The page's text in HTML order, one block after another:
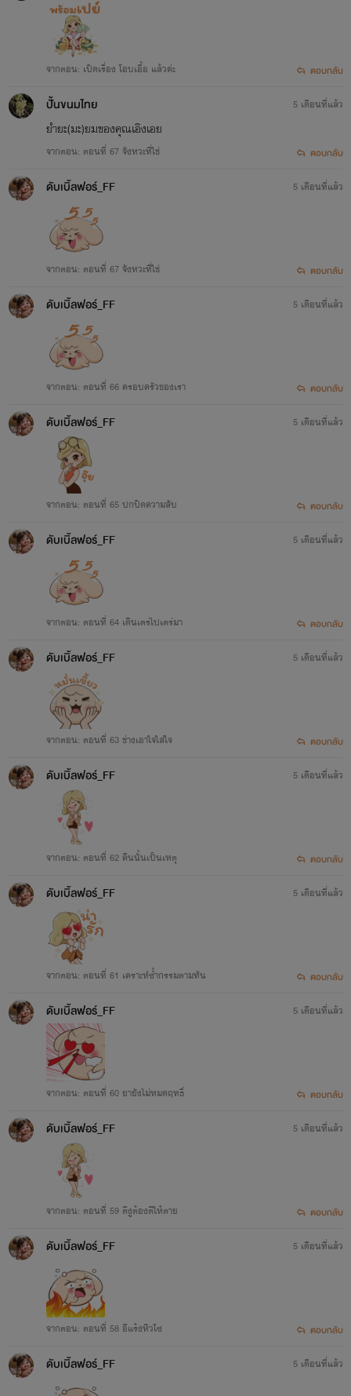
...รักร้าย รุ่นเหลน...
ไฟ & ตังเม >>>เพลิงกัลป์ | DARE TO LOVE
พาฝัน & ฟลินต์ >>>
มาริน & ไนล์ >>>ล่ารักโฮสต์สุดร้าย
คุณ & มิว >>>เด็กเลี้ยงของแทนคุณ
รัก & โชน >>>ฝากใจจนได้รัก
คริสต์ & เพลง >>>
หมอก & ช่อแก้ว >>>
ปลี & ทับทิม >>>คนโปรดของพบตะวัน
กะเพรา & ปลาซิว >>>
เดวา & ดาร์เรน >>>
เหนือ & เภา >>>คนสุดท้ายของเหนือเมฆ
เอิงเอย & เวย์ >>>ป่วนหัวใจเจ้านายที่รัก
อัญชัน & โป้ง >>>
ฝน & ราม >>>
เดนิส & โฮป >>>แพ้ทางรักสาววิศวะ
Tunwalai Exclusive SS2
คราม& ระริน >>> คลื่นรักใต้ผืนน้ำ
ขอขอบคุณทุกกำลังใจ และการสนับสนุนนะคะ
เริ่มเขียนนิยาย 4 กรกฏาคม 2562
จากตอน: เปิดเรื่อง โอบเอื้อ แล้วค่ะ ตอบกลับ
ปั้นขนมไทย
ยำยะ(มะ)ยมของคุณเอิงเอย
จากตอน: ตอนที่ 67 จังหวะที่ใช่
5 เดือนที่แล้ว
ตอบกลับ
ดับเบิ้ลฟอร์_FF
จากตอน: ตอนที่ 67 จังหวะที่ใช่
5 เดือนที่แล้ว
ตอบกลับ
ดับเบิ้ลฟอร์_FF
จากตอน: ตอนที่ 66 ครอบครัวของเรา
5 เดือนที่แล้ว
ตอบกลับ
ดับเบิ้ลฟอร์_FF
จากตอน: ตอนที่ 65 ปกปิดความลับ
5 เดือนที่แล้ว
ตอบกลับ
ดับเบิ้ลฟอร์_FF
จากตอน: ตอนที่ 64 เดินเตร่ไปเตร่มา
5 เดือนที่แล้ว
ตอบกลับ
ดับเบิ้ลฟอร์_FF
จากตอน: ตอนที่ 63 ช่างเอาใจใส่ใจ
5 เดือนที่แล้ว
ตอบกลับ
ดับเบิ้ลฟอร์_FF
จากตอน: ตอนที่ 62 คืนนั้นเป็นเหตุ
5 เดือนที่แล้ว
ตอบกลับ
ดับเบิ้ลฟอร์_FF
จากตอน: ตอนที่ 61 เคราะห์ซ้ำกรรมตามทัน
5 เดือนที่แล้ว
ตอบกลับ
ดับเบิ้ลฟอร์_FF
จากตอน: ตอนที่ 60 ยายังไม่หมดฤทธิ์
5 เดือนที่แล้ว
ตอบกลับ
ดับเบิ้ลฟอร์_FF
จากตอน: ตอนที่ 59 ตีงูต้องตีให้ตาย
5 เดือนที่แล้ว
ตอบกลับ
ดับเบิ้ลฟอร์_FF
จากตอน: ตอนที่ 58 อีแร้งหิวโซ
5 เดือนที่แล้ว
ตอบกลับ
ดับเบิ้ลฟอร์_FF 5 เดือนที่แล้ว